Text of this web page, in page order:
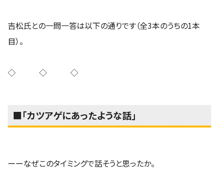
吉松氏との一問一答は以下の通りです（全3本のうちの1本
目）。
◇ ◇ ◇
■「カツアゲにあったような話」
ーーなぜこのタイミングで話そうと思ったか。